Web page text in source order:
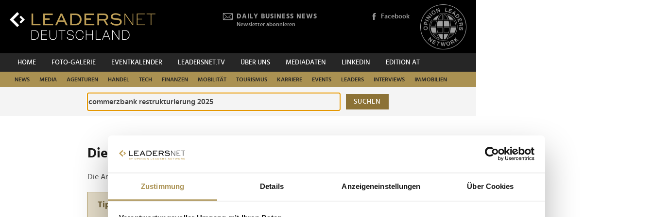
Zustimmung Details Anzeigeneinstellungen Über Cookies
Inhalt
DAILY BUSINESS NEWS
Newsletter abonnieren
Facebook
HOME FOTO-GALERIE EVENTKALENDER LEADERSNET.TV ÜBER UNS MEDIADATEN LINKEDIN EDITION AT
NEWS MEDIA AGENTUREN HANDEL TECH FINANZEN MOBILITÄT TOURISMUS KARRIERE EVENTS LEADERS INTERVIEWS IMMOBILIEN
SUCHEN
Die ganze Website durchsuchen
Die Anfrage ergab 1 Treffer.
Tipp